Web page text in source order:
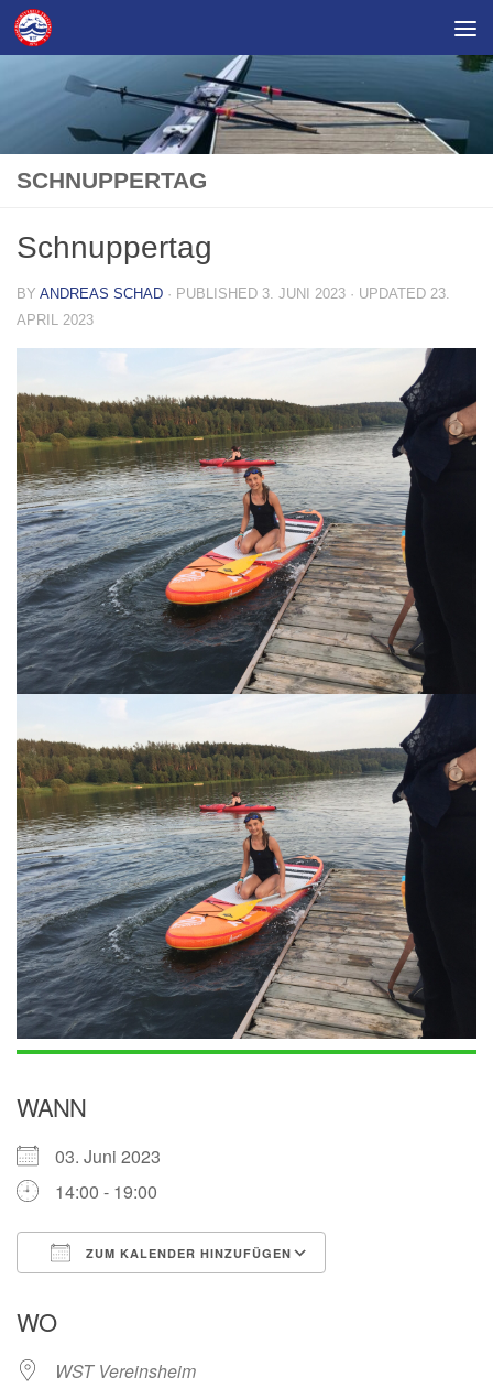
Skip to content
SCHNUPPERTAG
Schnuppertag
BY ANDREAS SCHAD · PUBLISHED 3. JUNI 2023 · UPDATED 23.
APRIL 2023
WANN
03. Juni 2023
14:00 - 19:00
ZUM KALENDER HINZUFÜGEN
WO
WST Vereinsheim